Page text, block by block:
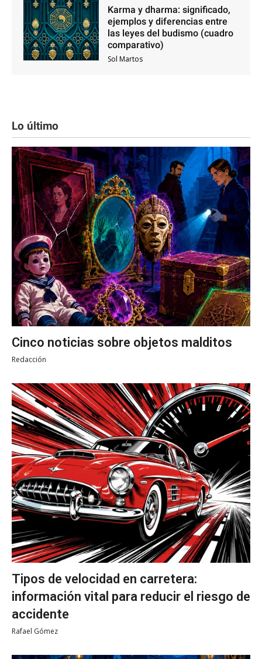
Karma y dharma: significado,
ejemplos y diferencias entre
las leyes del budismo (cuadro
comparativo)
Sol Martos
Lo último
Cinco noticias sobre objetos malditos
Redacción
Tipos de velocidad en carretera:
información vital para reducir el riesgo de
accidente
Rafael Gómez